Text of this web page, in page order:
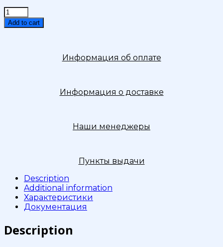
Кабель
волоконно-
оптический
Add to cart
Информация об оплате
Информация о доставке
Наши менеджеры
Пункты выдачи
Description
Additional information
Характеристики
Документация
Description